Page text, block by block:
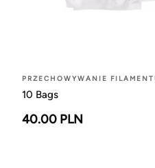
PRZECHOWYWANIE
10 Bags
40.00 PLN